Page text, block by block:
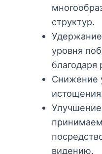
структур.
Удержание
уровня
благодаря
Снижение
видению.